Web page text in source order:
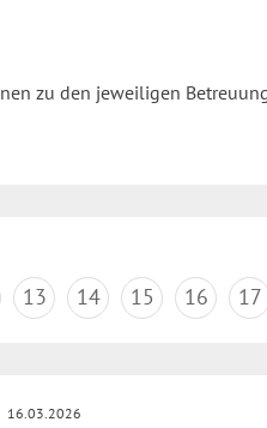
zu den jeweiligen
13 14 15 16 17
16.03.2026